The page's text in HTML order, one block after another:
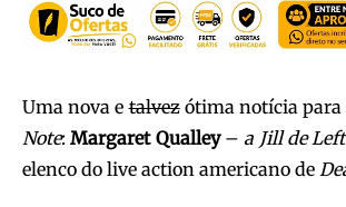
Uma nova etalvezótima notícia para
Note:Margaret Qualley–a Jill de
elenco do live action americano de